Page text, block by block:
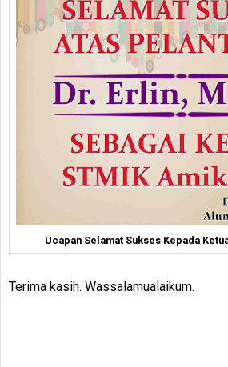
Ucapan Selamat Sukses Kepada
Terima kasih. Wassalamualaikum.